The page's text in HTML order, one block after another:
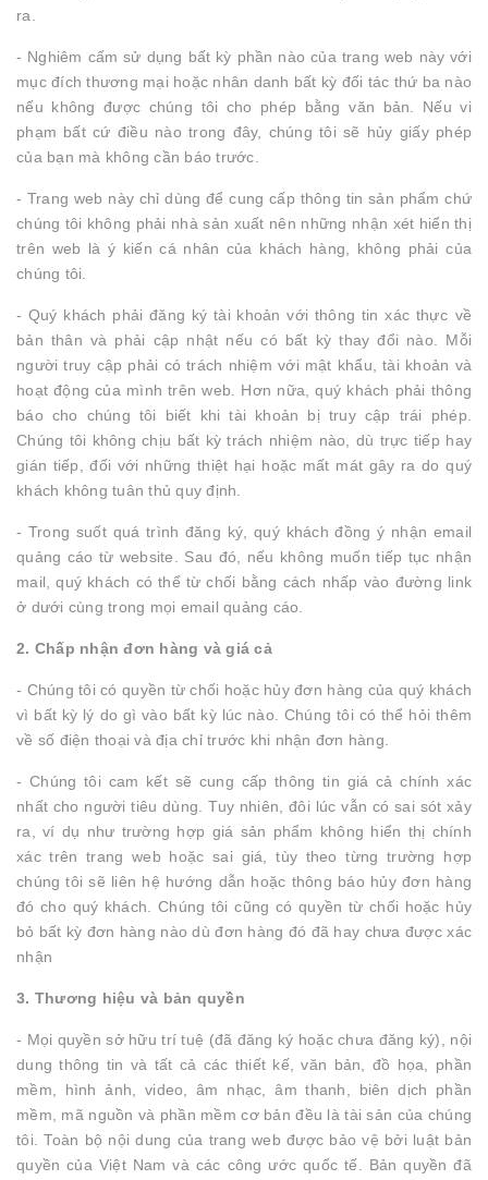
ra.
- Nghiêm cấm sử dụng bất kỳ phần nào của trang web này với
mục đích thương mại hoặc nhân danh bất kỳ đối tác thứ ba nào
nếu không được chúng tôi cho phép bằng văn bản. Nếu vi
phạm bất cứ điều nào trong đây, chúng tôi sẽ hủy giấy phép
của bạn mà không cần báo trước.
- Trang web này chỉ dùng để cung cấp thông tin sản phẩm chứ
chúng tôi không phải nhà sản xuất nên những nhận xét hiển thị
trên web là ý kiến cá nhân của khách hàng, không phải của
chúng tôi.
- Quý khách phải đăng ký tài khoản với thông tin xác thực về
bản thân và phải cập nhật nếu có bất kỳ thay đổi nào. Mỗi
người truy cập phải có trách nhiệm với mật khẩu, tài khoản và
hoạt động của mình trên web. Hơn nữa, quý khách phải thông
báo cho chúng tôi biết khi tài khoản bị truy cập trái phép.
Chúng tôi không chịu bất kỳ trách nhiệm nào, dù trực tiếp hay
gián tiếp, đối với những thiệt hại hoặc mất mát gây ra do quý
khách không tuân thủ quy định.
- Trong suốt quá trình đăng ký, quý khách đồng ý nhận email
quảng cáo từ website. Sau đó, nếu không muốn tiếp tục nhận
mail, quý khách có thể từ chối bằng cách nhấp vào đường link
ở dưới cùng trong mọi email quảng cáo.
2. Chấp nhận đơn hàng và giá cả
- Chúng tôi có quyền từ chối hoặc hủy đơn hàng của quý khách
vì bất kỳ lý do gì vào bất kỳ lúc nào. Chúng tôi có thể hỏi thêm
về số điện thoại và địa chỉ trước khi nhận đơn hàng.
- Chúng tôi cam kết sẽ cung cấp thông tin giá cả chính xác
nhất cho người tiêu dùng. Tuy nhiên, đôi lúc vẫn có sai sót xảy
ra, ví dụ như trường hợp giá sản phẩm không hiển thị chính
xác trên trang web hoặc sai giá, tùy theo từng trường hợp
chúng tôi sẽ liên hệ hướng dẫn hoặc thông báo hủy đơn hàng
đó cho quý khách. Chúng tôi cũng có quyền từ chối hoặc hủy
bỏ bất kỳ đơn hàng nào dù đơn hàng đó đã hay chưa được xác
nhận
3. Thương hiệu và bản quyền
- Mọi quyền sở hữu trí tuệ (đã đăng ký hoặc chưa đăng ký), nội
dung thông tin và tất cả các thiết kế, văn bản, đồ họa, phần
mềm, hình ảnh, video, âm nhạc, âm thanh, biên dịch phần
mềm, mã nguồn và phần mềm cơ bản đều là tài sản của chúng
tôi. Toàn bộ nội dung của trang web được bảo vệ bởi luật bản
quyền của Việt Nam và các công ước quốc tế. Bản quyền đã